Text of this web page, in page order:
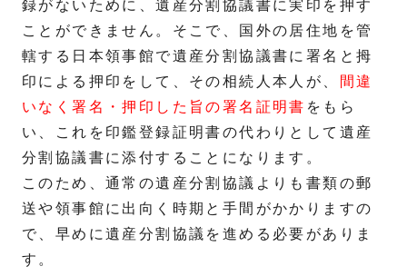
録がないために、遺産分割協議書に実印を押す
ことができません。そこで、国外の居住地を管
轄する日本領事館で遺産分割協議書に署名と拇
印による押印をして、その相続人本人が、
間違
いなく署名・押印した旨の署名証明書 をもら
い、これを印鑑登録証明書の代わりとして遺産
分割協議書に添付することになります。
このため、通常の遺産分割協議よりも書類の郵
送や領事館に出向く時期と手間がかかりますの
で、早めに遺産分割協議を進める必要がありま
す。